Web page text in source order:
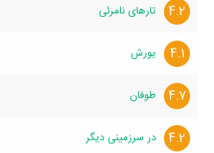
4.2 تارهای نامرئی
4.1 یورش
4.7 طوفان
4.2 در سرزمینی دیگر